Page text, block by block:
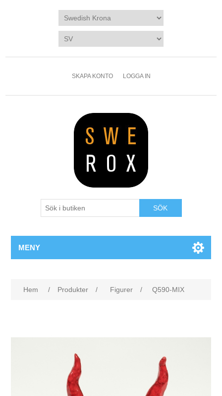
SKAPA KONTO LOGGA IN
SÖK
MENY
Hem / Produkter / Figurer / Q590-MIX